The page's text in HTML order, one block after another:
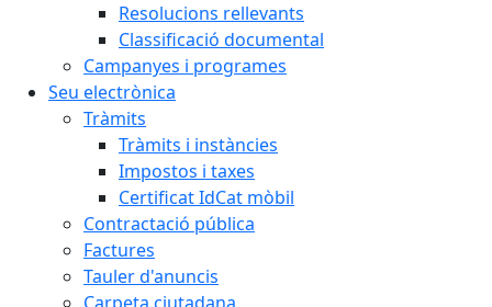
Resolucions rellevants
Classificació documental
Campanyes i programes
Seu electrònica
Tràmits
Tràmits i instàncies
Impostos i taxes
Certificat IdCat mòbil
Contractació pública
Factures
Tauler d'anuncis